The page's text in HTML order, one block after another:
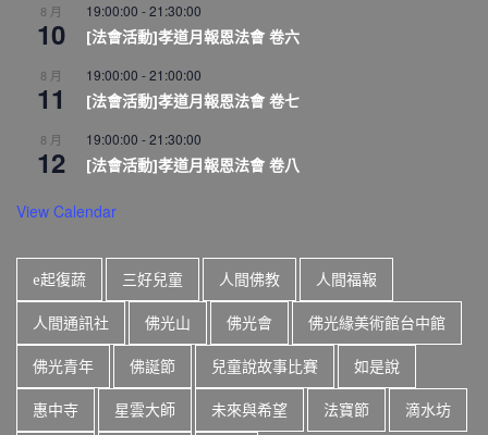
8 月
10
19:00:00 -21:30:00
[法會活動]孝道月報恩法會 卷六
8 月
11
19:00:00 -21:00:00
[法會活動]孝道月報恩法會 卷七
8 月
12
19:00:00 -21:30:00
[法會活動]孝道月報恩法會 卷八
View Calendar
e起復蔬 三好兒童 人間佛教 人間福報
人間通訊社 佛光山 佛光會 佛光緣美術館台中館
佛光青年 佛誕節 兒童說故事比賽 如是說
惠中寺 星雲大師 未來與希望 法寶節 滴水坊